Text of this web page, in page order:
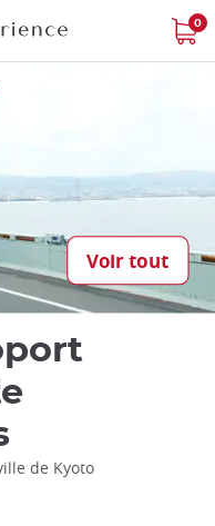
0
Voir tout
de Kyoto